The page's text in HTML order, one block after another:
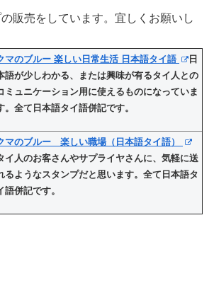
販売をしています。宜しくお願いし
マのブルー 楽しい日常生活 日本語タイ語
日
語が少しわかる、または興味が有るタイ人との
ミュニケーション用に使えるものになっていま
。全て日本語タイ語併記です。
マのブルー 楽しい職場（日本語タイ語）
イ人のお客さんやサプライヤさんに、気軽に送
るようなスタンプだと思います。全て日本語タ
語併記です。